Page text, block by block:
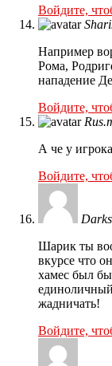
Войдите,
Например
Рома,
нападение
Войдите,
А че у
Войдите,
Шарик ты
вкурсе что
хамес был
жадничать!
Войдите,